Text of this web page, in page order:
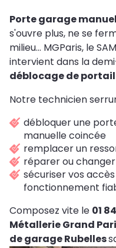
Porte garage
s'ouvre plus, ne se
milieu... MGParis, le
intervient dans la
déblocage de
Notre technicien
débloquer une
manuelle coincée
remplacer un
réparer ou
sécuriser vos
fonctionnement
Composez vite le 01
Métallerie Grand
de garage Rubelles